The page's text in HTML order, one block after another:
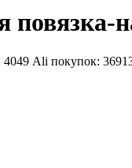
4049 Ali покупок: